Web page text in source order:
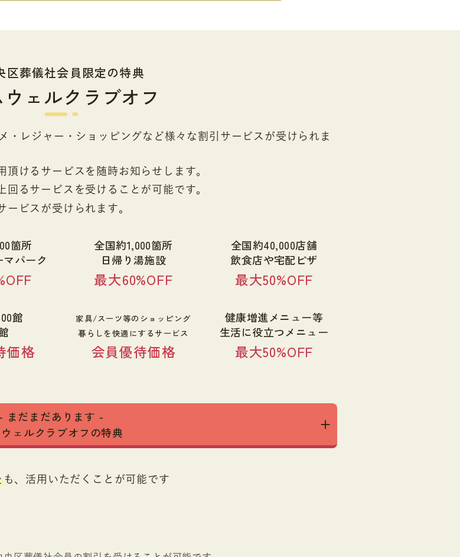
区葬儀社会員限定の特典
ウェルクラブオフ
・レジャー・ショッピングなど様々な割引サービスが受けられま
けるサービスを随時お知らせします。
るサービスを受けることが可能です。
ービスが受けられます。
箇所
パーク
全国約1,000箇所
日帰り湯施設
最大60%OFF
全国約40,000店舗
飲食店や宅配ピザ
最大50%OFF
館
価格
家具/スーツ等のショッピング
暮らしを快適にするサービス
会員優待価格
健康増進メニュー等
生活に役立つメニュー
最大50%OFF
- まだまだあります -
ェルクラブオフの特典
も、活用いただくことが可能です